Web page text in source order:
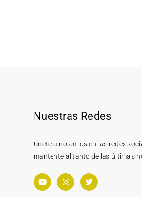
Nuestras Redes
Únete a nosotros en las redes
mantente al tanto de las últimas